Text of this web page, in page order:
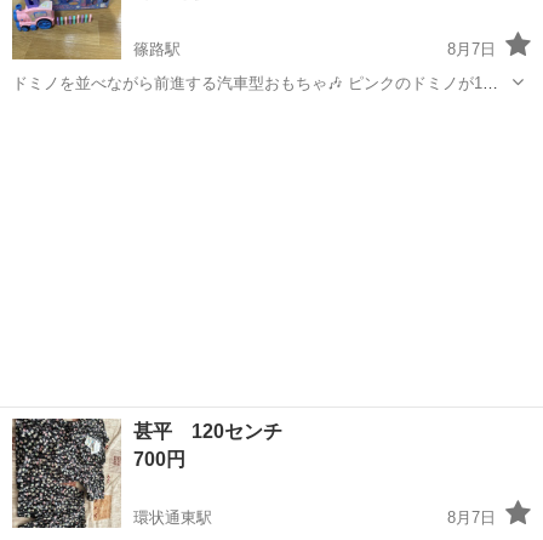
篠路駅
8月7日
ドミノを並べながら前進する汽車型おもちゃ🎶 ピンクのドミノが1つ
甚平 120センチ
700円
環状通東駅
8月7日